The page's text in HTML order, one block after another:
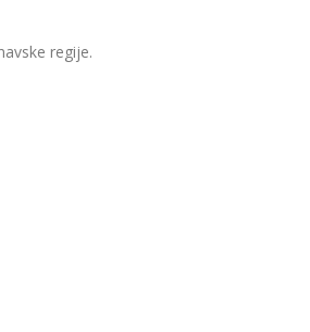
regije.